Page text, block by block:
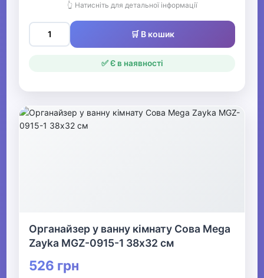
👆 Натисніть для детальної інформації
🛒 В кошик
✅ Є в наявності
Органайзер у ванну кімнату Сова Mega
Zayka MGZ-0915-1 38х32 см
526 грн